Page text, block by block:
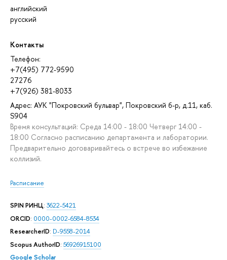
английский
русский
Контакты
Телефон:
+7(495) 772-9590
27276
+7(926) 381-8033
Адрес: АУК "Покровский бульвар", Покровский б-р, д.11, каб.
S904
Время консультаций: Среда 14:00 - 18:00 Четверг 14:00 -
18:00 Согласно расписанию департамента и лаборатории.
Предварительно договаривайтесь о встрече во избежание
коллизий.
Расписание
SPIN РИНЦ: 3622-5421
ORCID: 0000-0002-6584-8534
ResearcherID: D-9558-2014
Scopus AuthorID: 56926915100
Google Scholar